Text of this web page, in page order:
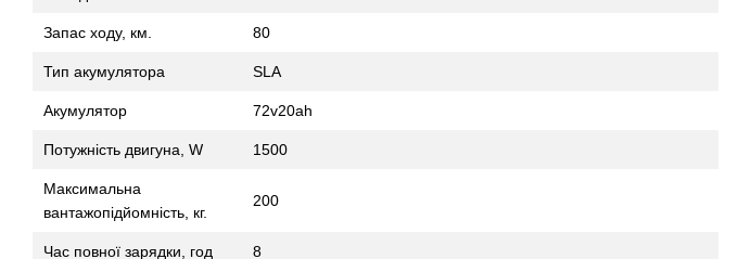
Запас ходу, км. 80
Тип акумулятора SLA
Акумулятор 72v20ah
Потужність двигуна, W 1500
Максимальна
вантажопідйомність, кг.
200
Час повної зарядки, год 8